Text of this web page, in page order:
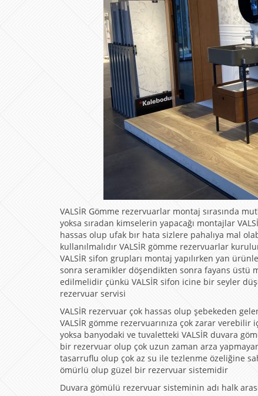
VALSİR Gömme rezervuarlar montaj sırasında
yoksa sıradan kimselerin yapacağı montajlar
hassas olup ufak bır hata sizlere pahalıya mal
kullanılmalıdır VALSİR gömme rezervuarlar
VALSİR sifon grupları montaj yapılırken yan
sonra seramikler döşendikten sonra fayans üstü
edilmelidir çünkü VALSİR sifon icine bir seyler
rezervuar servisi
VALSİR rezervuar çok hassas olup şebekeden
VALSİR gömme rezervuarınıza çok zarar
yoksa banyodaki ve tuvaletteki VALSİR duvara
bir rezervuar olup çok uzun zaman arza
tasarruflu olup çok az su ile tezlenme özeliğine
ömürlü olup güzel bir rezervuar sistemidir
Duvara gömülü rezervuar sisteminin adı halk